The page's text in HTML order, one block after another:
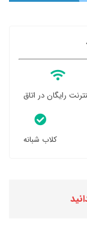
رایگان در اتاق
کلاب شبانه